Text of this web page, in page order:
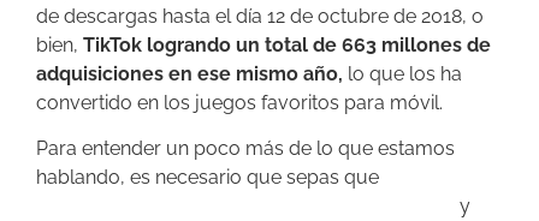
de descargas hasta el día 12 de octubre de 2018, o
bien, TikTok logrando un total de 663 millones de
adquisiciones en ese mismo año, lo que los ha
convertido en los juegos favoritos para móvil.
Para entender un poco más de lo que estamos
hablando, es necesario que sepas que
y